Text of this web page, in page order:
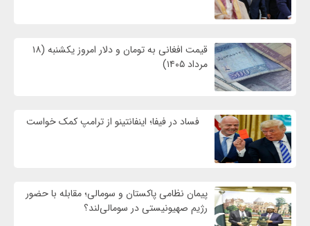
قیمت افغانی به تومان و دلار امروز یکشنبه (۱۸
مرداد ۱۴۰۵)
فساد در فیفا؛ اینفانتینو از ترامپ کمک خواست
پیمان نظامی پاکستان و سومالی؛ مقابله با حضور
رژيم صهیونیستی در سومالی‌لند؟